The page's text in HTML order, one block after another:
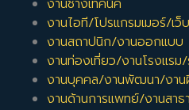
งานช่างเทคนิค
งานไอที/โปรแกรมเมอร์/เว็
งานสถาปนิก/งานออกแบบ
งานท่องเที่ยว/งานโรงแรม/
งานบุคคล/งานพัฒนา/งาน
งานด้านการแพทย์/งานสาธ